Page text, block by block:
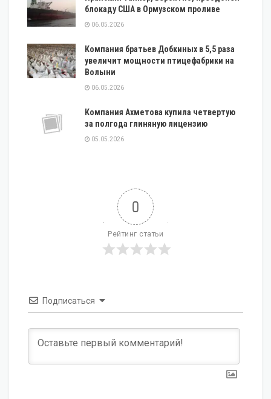
блокаду США в Ормузском проливе
06.05.2026
Компания братьев Добкиных в 5,5 раза
увеличит мощности птицефабрики на
Волыни
06.05.2026
Компания Ахметова купила четвертую
за полгода глиняную лицензию
05.05.2026
0
Рейтинг статьи
Подписаться